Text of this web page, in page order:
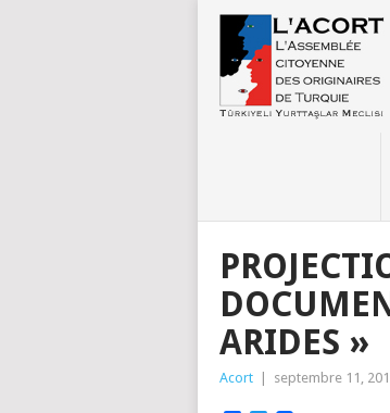
ARIDES »
Acort septembre 11,